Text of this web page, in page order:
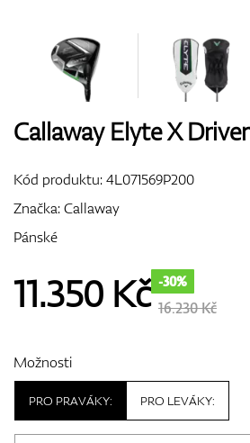
Bagy
Dárkové poukazy
Callaway Elyte X Driver
Kód produktu:4L071569P200
Značka:Callaway
Pánské
11.350 Kč -30%
16.230 Kč
Možnosti
PRO PRAVÁKY: PRO LEVÁKY: